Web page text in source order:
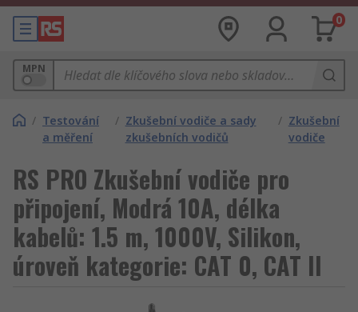
0
MPN
/ Testování
a měření
/ Zkušební vodiče a sady
zkušebních vodičů
/ Zkušební
vodiče
RS PRO Zkušební vodiče pro
připojení, Modrá 10A, délka
kabelů: 1.5 m, 1000V, Silikon,
úroveň kategorie: CAT 0, CAT II